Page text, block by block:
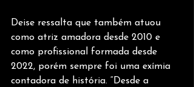
Deise ressalta que também atuou
como atriz amadora desde 2010 e
como profissional formada desde
2022, porém sempre foi uma exímia
contadora de história. “Desde a